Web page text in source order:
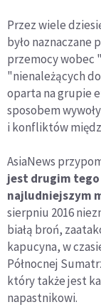
Przez wiele
było
przemocy wobec
"nienależących
oparta na grupie
sposobem
i konfliktów
AsiaNews
jest drugim
najludniejszym
sierpniu 2016
białą broń,
kapucyna, w
Północnej
który także jest
napastnikowi.